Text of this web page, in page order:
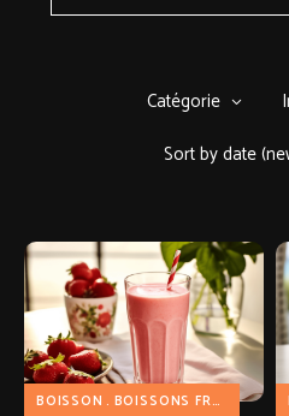
Catégorie
Sort by date
BOISSON BOISSONS FRAICHES